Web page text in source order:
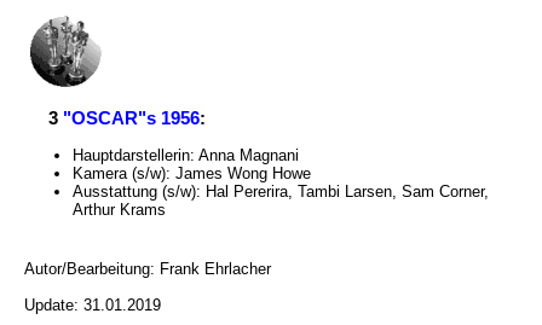
3 "OSCAR"s 1956:
Hauptdarstellerin: Anna Magnani
Kamera (s/w): James Wong Howe
Ausstattung (s/w): Hal Pererira, Tambi Larsen, Sam Corner,
Arthur Krams
Autor/Bearbeitung: Frank Ehrlacher
Update: 31.01.2019